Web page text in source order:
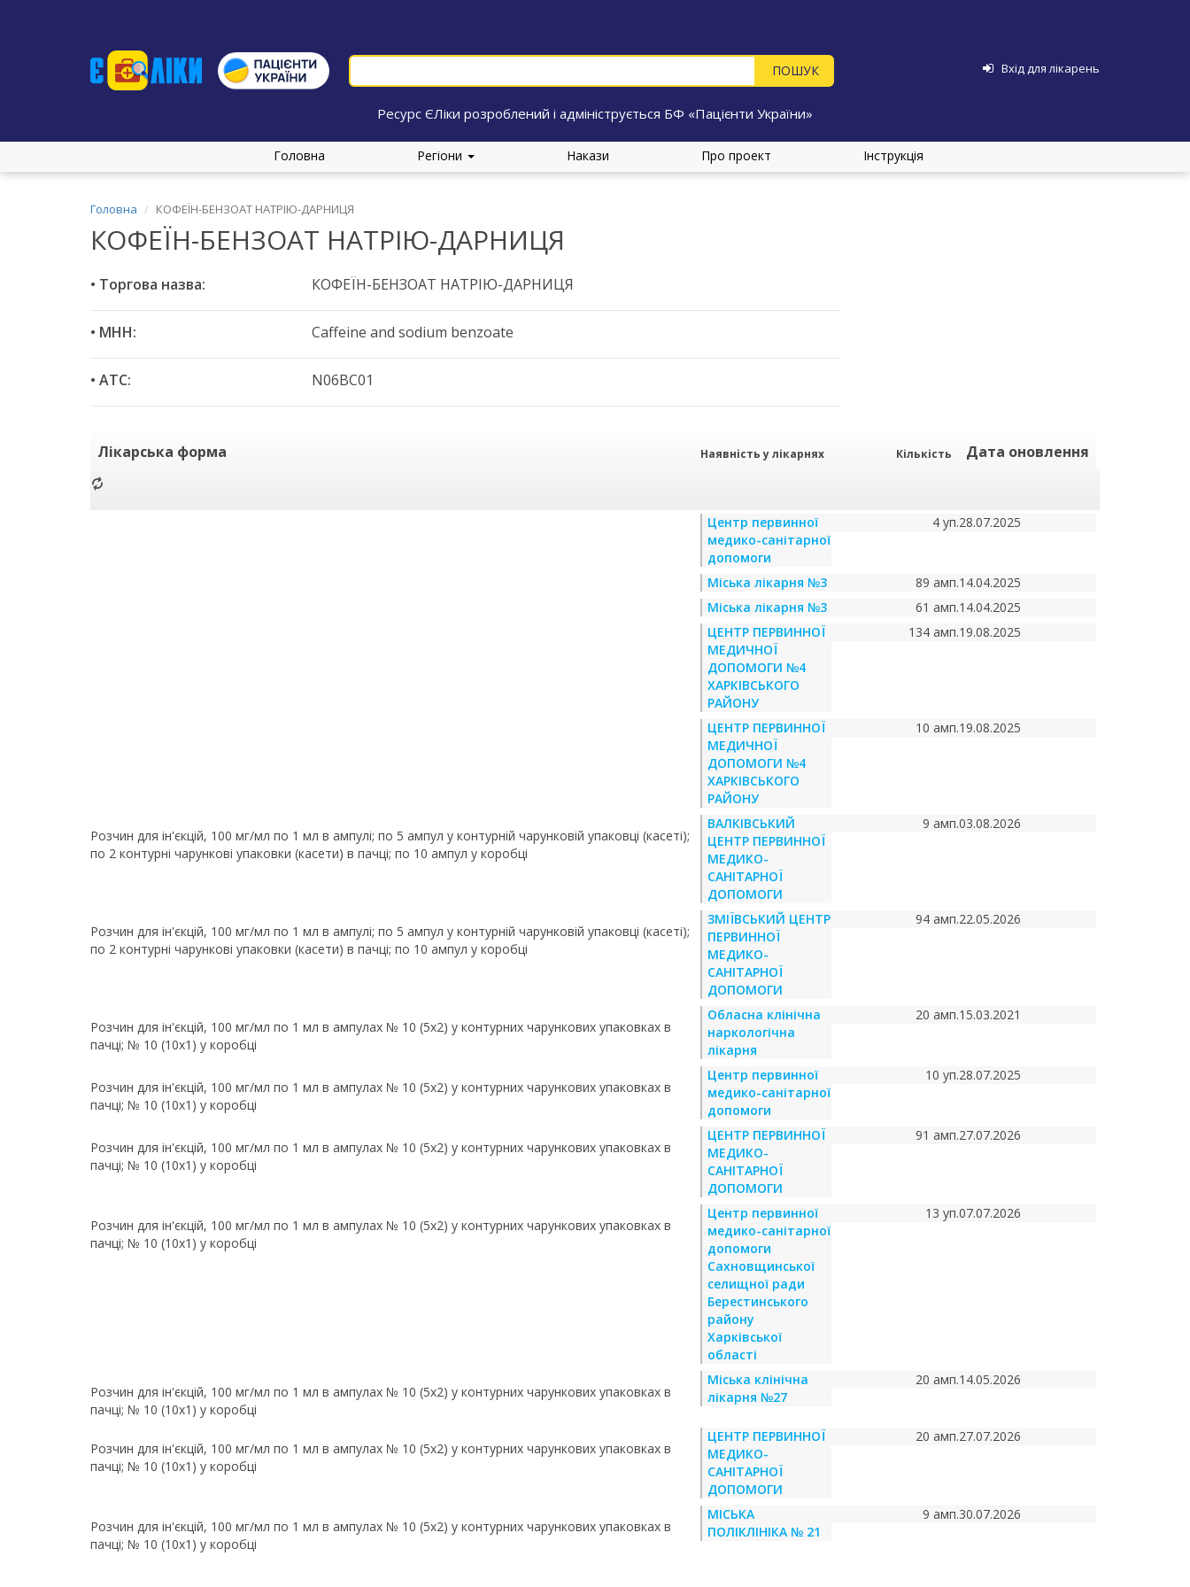
Вхід для лікарень
Ресурс ЄЛіки розроблений і адмініструється БФ «Пацієнти України»
Головна Регіони Накази Про проект Інструкція
Головна КОФЕЇН-БЕНЗОАТ НАТРІЮ-ДАРНИЦЯ
КОФЕЇН-БЕНЗОАТ НАТРІЮ-ДАРНИЦЯ
• Торгова назва: КОФЕЇН-БЕНЗОАТ НАТРІЮ-ДАРНИЦЯ
• МНН: Caffeine and sodium benzoate
• ATC: N06BC01
Лікарська форма Наявність у лікарнях Кількість Дата оновлення
Центр первинної
медико-санітарної
допомоги
4 уп.28.07.2025
Міська лікарня №3 89 амп.14.04.2025
Міська лікарня №3
61 амп.14.04.2025
ЦЕНТР ПЕРВИННОЇ
МЕДИЧНОЇ
ДОПОМОГИ №4
ХАРКІВСЬКОГО
РАЙОНУ
134 амп.19.08.2025
ЦЕНТР ПЕРВИННОЇ
МЕДИЧНОЇ
ДОПОМОГИ №4
ХАРКІВСЬКОГО
РАЙОНУ
10 амп.19.08.2025
Розчин для ін'єкцій, 100 мг/мл по 1 мл в ампулі; по 5 ампул у контурній чарунковій упаковці (касеті);
по 2 контурні чарункові упаковки (касети) в пачці; по 10 ампул у коробці
ВАЛКІВСЬКИЙ
ЦЕНТР ПЕРВИННОЇ
МЕДИКО-
САНІТАРНОЇ
ДОПОМОГИ
9 амп.03.08.2026
Розчин для ін'єкцій, 100 мг/мл по 1 мл в ампулі; по 5 ампул у контурній чарунковій упаковці (касеті);
по 2 контурні чарункові упаковки (касети) в пачці; по 10 ампул у коробці
ЗМІЇВСЬКИЙ ЦЕНТР
ПЕРВИННОЇ
МЕДИКО-
САНІТАРНОЇ
ДОПОМОГИ
94 амп.22.05.2026
Розчин для ін'єкцій, 100 мг/мл по 1 мл в ампулах № 10 (5х2) у контурних чарункових упаковках в
пачці; № 10 (10х1) у коробці
Обласна клінічна
наркологічна
лікарня
20 амп.15.03.2021
Розчин для ін'єкцій, 100 мг/мл по 1 мл в ампулах № 10 (5х2) у контурних чарункових упаковках в
пачці; № 10 (10х1) у коробці
Центр первинної
медико-санітарної
допомоги
10 уп.28.07.2025
Розчин для ін'єкцій, 100 мг/мл по 1 мл в ампулах № 10 (5х2) у контурних чарункових упаковках в
пачці; № 10 (10х1) у коробці
ЦЕНТР ПЕРВИННОЇ
МЕДИКО-
САНІТАРНОЇ
ДОПОМОГИ
91 амп.27.07.2026
Розчин для ін'єкцій, 100 мг/мл по 1 мл в ампулах № 10 (5х2) у контурних чарункових упаковках в
пачці; № 10 (10х1) у коробці
Центр первинної
медико-санітарної
допомоги
Сахновщинської
селищної ради
Берестинського
району
Харківської
області
13 уп.07.07.2026
Розчин для ін'єкцій, 100 мг/мл по 1 мл в ампулах № 10 (5х2) у контурних чарункових упаковках в
пачці; № 10 (10х1) у коробці
Міська клінічна
лікарня №27
20 амп.14.05.2026
Розчин для ін'єкцій, 100 мг/мл по 1 мл в ампулах № 10 (5х2) у контурних чарункових упаковках в
пачці; № 10 (10х1) у коробці
ЦЕНТР ПЕРВИННОЇ
МЕДИКО-
САНІТАРНОЇ
ДОПОМОГИ
20 амп.27.07.2026
Розчин для ін'єкцій, 100 мг/мл по 1 мл в ампулах № 10 (5х2) у контурних чарункових упаковках в
пачці; № 10 (10х1) у коробці
МІСЬКА
ПОЛІКЛІНІКА № 21
9 амп.30.07.2026